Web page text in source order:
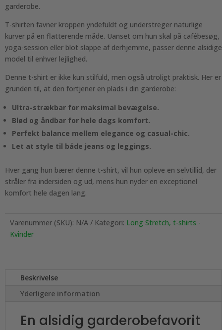
garderobe.
T-shirten favner kroppen yndefuldt og understreger naturlige
kurver på en flatterende måde. Uanset om hun skal på cafébesøg,
yoga-session eller blot slappe af derhjemme, passer denne alsidige
model til enhver lejlighed.
Denne t-shirt er ikke kun stilfuld, men også utroligt praktisk. Her er
grunden til, at den fortjener en plads i din garderobe:
Ultra-strækbar for maksimal bevægelse.
Blød og åndbar for hele dags komfort.
Perfekt balance mellem elegance og casual-chic.
Let at style til både jeans og leggings.
Hver gang hun bærer denne t-shirt, vil hun opleve en selvtillid, der
stråler fra indersiden og ud, mens hun nyder en exceptionel
komfort hele dagen lang.
Varenummer (SKU): N/A Kategori: Long Stretch, t-shirts -
Kvinder
Beskrivelse
Yderligere information
En alsidig garderobefavorit